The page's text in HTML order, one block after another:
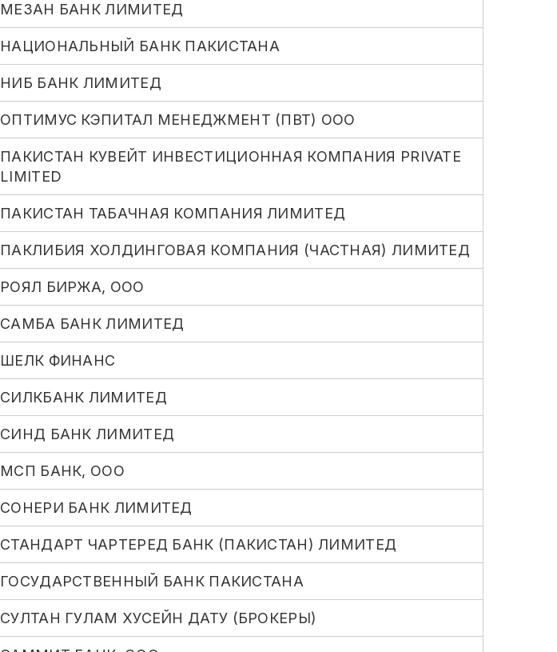
МЕЗАН БАНК ЛИМИТЕД
НАЦИОНАЛЬНЫЙ БАНК ПАКИСТАНА
НИБ БАНК ЛИМИТЕД
ОПТИМУС КЭПИТАЛ МЕНЕДЖМЕНТ (ПВТ) ООО
ПАКИСТАН КУВЕЙТ ИНВЕСТИЦИОННАЯ КОМПАНИЯ PRIVATE
LIMITED
ПАКИСТАН ТАБАЧНАЯ КОМПАНИЯ ЛИМИТЕД
ПАКЛИБИЯ ХОЛДИНГОВАЯ КОМПАНИЯ (ЧАСТНАЯ) ЛИМИТЕД
РОЯЛ БИРЖА, ООО
САМБА БАНК ЛИМИТЕД
ШЕЛК ФИНАНС
СИЛКБАНК ЛИМИТЕД
СИНД БАНК ЛИМИТЕД
МСП БАНК, ООО
СОНЕРИ БАНК ЛИМИТЕД
СТАНДАРТ ЧАРТЕРЕД БАНК (ПАКИСТАН) ЛИМИТЕД
ГОСУДАРСТВЕННЫЙ БАНК ПАКИСТАНА
СУЛТАН ГУЛАМ ХУСЕЙН ДАТУ (БРОКЕРЫ)